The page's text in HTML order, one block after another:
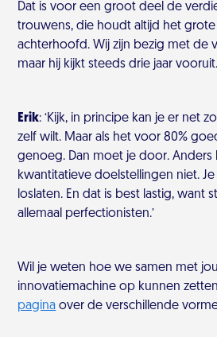
Dat is voor een groot deel de
trouwens, die houdt altijd het grote
achterhoofd. Wij zijn bezig met de
maar hij kijkt steeds drie jaar
Erik: ‘Kijk, in principe kan je er net
zelf wilt. Maar als het voor 80%
genoeg. Dan moet je door. Anders
kwantitatieve doelstellingen niet.
loslaten. En dat is best lastig, want
allemaal perfectionisten.’
Wil je weten hoe we samen met jou
innovatiemachine op kunnen
pagina over de verschillende